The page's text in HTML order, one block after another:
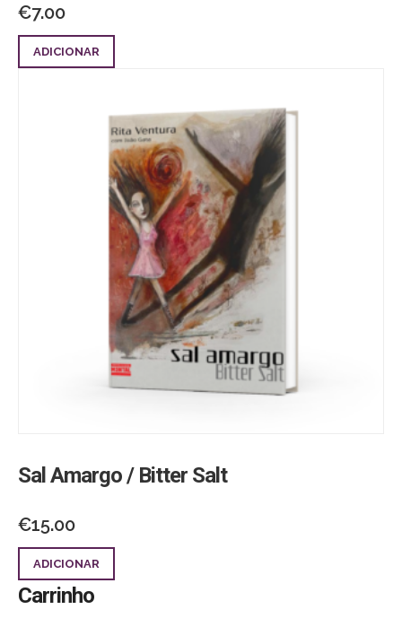
€7.00
ADICIONAR
Sal Amargo / Bitter Salt
€15.00
ADICIONAR
Carrinho